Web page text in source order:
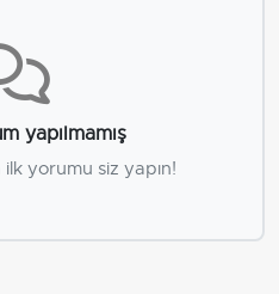
yapılmamış
yorumu siz yapın!